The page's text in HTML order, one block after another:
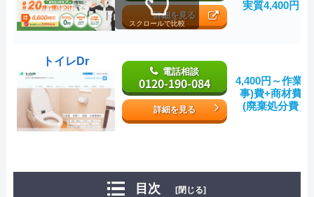
詳細を見る
実質4,400円～
トイレDr
電話相談
0120-190-084
詳細を見る
4,400円～作業(
事)費+商材費＋
(廃棄処分費）
スクロールで比較
目次 [閉じる]